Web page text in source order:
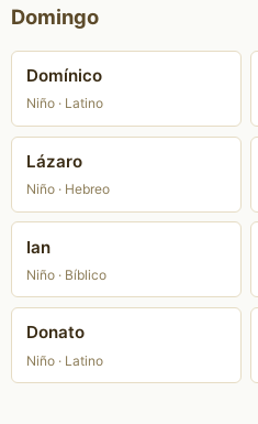
Domingo
Domínico
Niño · Latino
Lázaro
Niño · Hebreo
Ian
Niño · Bíblico
Donato
Niño · Latino